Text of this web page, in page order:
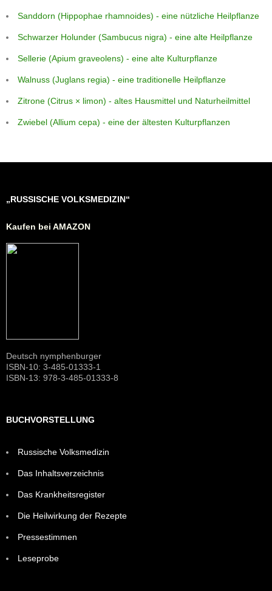
Sanddorn (Hippophae rhamnoides) - eine nützliche Heilpflanze
Schwarzer Holunder (Sambucus nigra) - eine alte Heilpflanze
Sellerie (Apium graveolens) - eine alte Kulturpflanze
Walnuss (Juglans regia) - eine traditionelle Heilpflanze
Zitrone (Citrus × limon) - altes Hausmittel und Naturheilmittel
Zwiebel (Allium cepa) - eine der ältesten Kulturpflanzen
„RUSSISCHE VOLKSMEDIZIN“
Kaufen bei AMAZON
Deutsch nymphenburger
ISBN-10: 3-485-01333-1
ISBN-13: 978-3-485-01333-8
BUCHVORSTELLUNG
Russische Volksmedizin
Das Inhaltsverzeichnis
Das Krankheitsregister
Die Heilwirkung der Rezepte
Pressestimmen
Leseprobe